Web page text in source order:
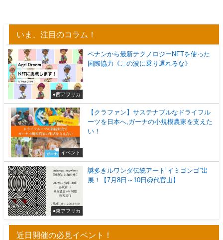
いま、注目のコラム！
●西アフリカ
ベナンから最新テクノロジーNFTを使った
国際協力《この波に乗り遅れるな》
イベント
【クラファン】サステナブルなドライフル
ーツを日本へ,ガーナの小規模農家を支えた
い！
●東アフリカ
謎多きルワンダ伝統アート”イミゴンゴ”出
展！【7月8日～10日@代官山】
近日開催の必見イベント！